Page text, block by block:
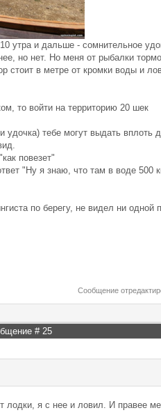
утра и дальше - сомнительное
но нет. Но меня от рыбалки
стоит в метре от кромки воды и
то войти на территорию 20 шек
удочка) тебе могут выдать
повезет"
"Ну я знаю, что там в воде 500
по берегу, не видел ни одной
Сообщение
# 25
лодки, я с нее и ловил. И правее